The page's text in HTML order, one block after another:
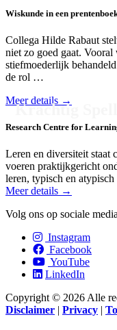
Krachtig
Wiskunde in een
Collega Hilde Rabaut
niet zo goed gaat.
stiefmoederlijk
de rol …
Meer details →
Research Centre for
Leren en diversiteit staat
voeren praktijk­gericht
leren, typisch en
Meer details →
Volg ons op sociale media
Instagram
Facebook
YouTube
LinkedIn
Copyright © 2026 Alle
Disclaimer | Privacy |